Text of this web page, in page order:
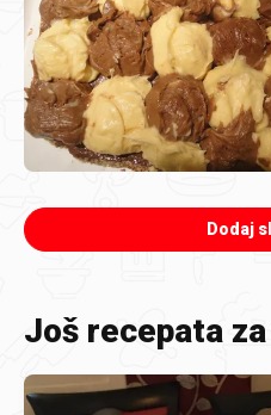
Dodaj
Još recepata